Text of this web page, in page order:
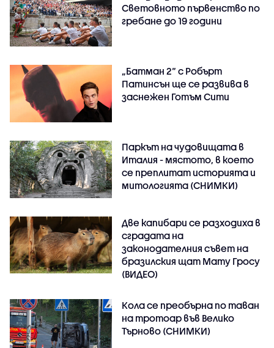
Световното първенство по
гребане до 19 години
„Батман 2“ с Робърт
Патинсън ще се развива в
заснежен Готъм Сити
Паркът на чудовищата в
Италия - мястото, в което
се преплитат историята и
митологията (СНИМКИ)
Две капибари се разходиха в
сградата на
законодателния съвет на
бразилския щат Мату Гросу
(ВИДЕО)
Кола се преобърна по таван
на тротоар във Велико
Търново (СНИМКИ)